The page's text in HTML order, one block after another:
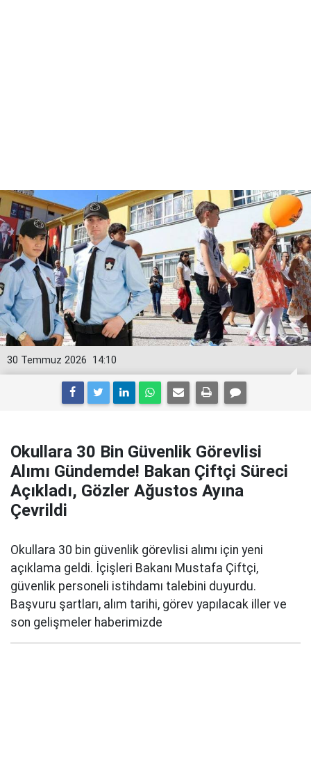
14:10
30 Temmuz 2026
Okullara 30 Bin Güvenlik Görevlisi
Alımı Gündemde! Bakan Çiftçi Süreci
Açıkladı, Gözler Ağustos Ayına
Çevrildi
Okullara 30 bin güvenlik görevlisi alımı için yeni
açıklama geldi. İçişleri Bakanı Mustafa Çiftçi,
güvenlik personeli istihdamı talebini duyurdu.
Başvuru şartları, alım tarihi, görev yapılacak iller ve
son gelişmeler haberimizde